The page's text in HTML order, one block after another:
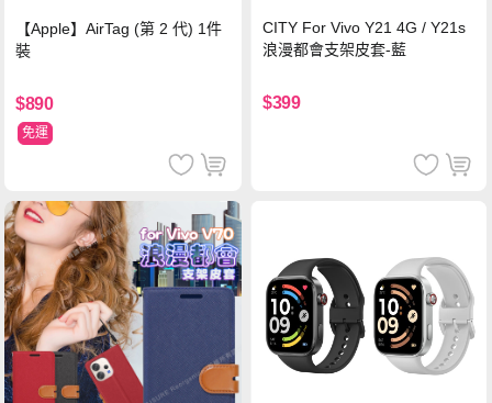
【Apple】AirTag (第 2 代) 1件
裝
$890
免運
CITY For Vivo Y21 4G / Y21s
浪漫都會支架皮套-藍
$399